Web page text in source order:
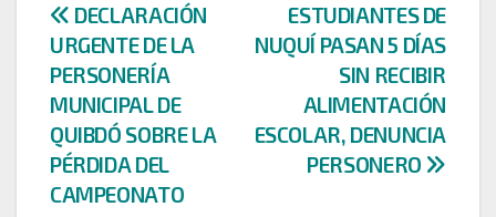
Navegación
de
entradas
ESTUDIANTES DE
NUQUÍ PASAN 5 DÍAS
SIN RECIBIR
ALIMENTACIÓN
ESCOLAR, DENUNCIA
PERSONERO
DECLARACIÓN
URGENTE DE LA
PERSONERÍA
MUNICIPAL DE
QUIBDÓ SOBRE LA
PÉRDIDA DEL
CAMPEONATO